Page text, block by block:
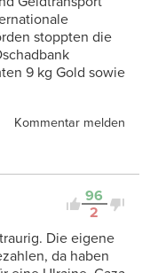
stoppten die
9 kg Gold sowie
Kommentar melden
96
2
Die eigene
da haben